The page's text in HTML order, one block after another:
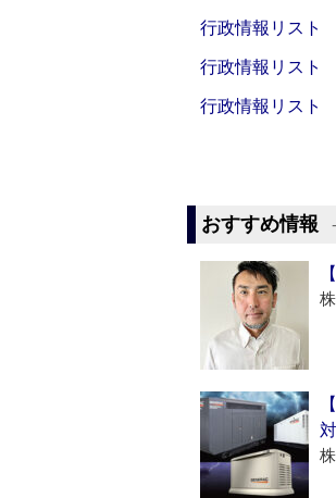
行政情報リスト
行政情報リスト
行政情報リスト
おすすめ情報